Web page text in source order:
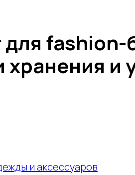
fashion-
и
и аксессуаров